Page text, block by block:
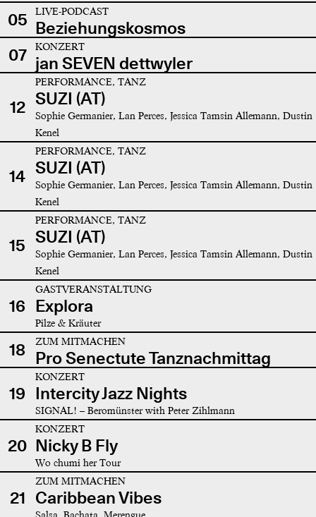
05 LIVE-PODCAST
Beziehungskosmos
07
KONZERT
jan SEVEN dettwyler
12
PERFORMANCE, TANZ
SUZI (AT)
Sophie Germanier, Lan Perces, Jessica Tamsin Allemann, Dustin
Kenel
14
PERFORMANCE, TANZ
SUZI (AT)
Sophie Germanier, Lan Perces, Jessica Tamsin Allemann, Dustin
Kenel
15
PERFORMANCE, TANZ
SUZI (AT)
Sophie Germanier, Lan Perces, Jessica Tamsin Allemann, Dustin
Kenel
16
GASTVERANSTALTUNG
Explora
Pilze & Kräuter
18 ZUM MITMACHEN
Pro Senectute Tanznachmittag
19
KONZERT
Intercity Jazz Nights
SIGNAL! – Beromünster with Peter Zihlmann
20
KONZERT
Nicky B Fly
Wo chumi her Tour
21
ZUM MITMACHEN
Caribbean Vibes